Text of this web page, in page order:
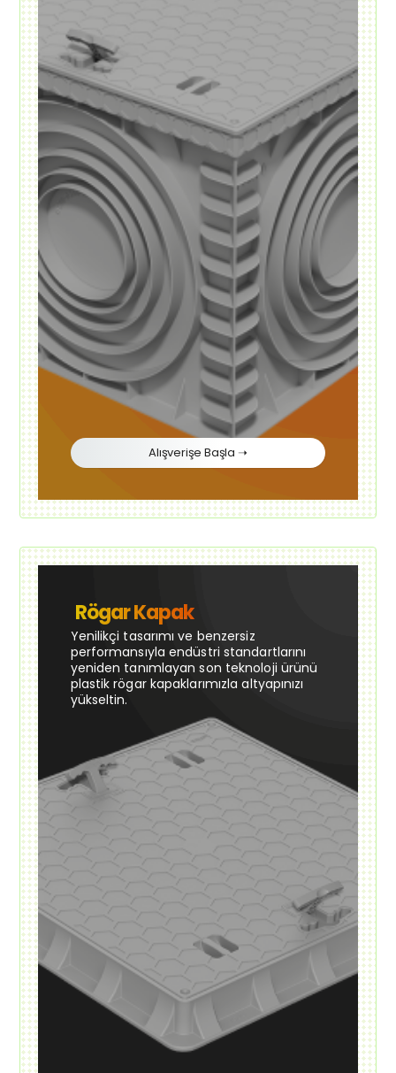
Alışverişe Başla ➝
Rögar Kapak
Yenilikçi tasarımı ve benzersiz
performansıyla endüstri standartlarını
yeniden tanımlayan son teknoloji ürünü
plastik rögar kapaklarımızla altyapınızı
yükseltin.